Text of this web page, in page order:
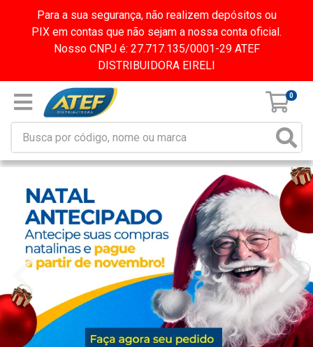
Para a sua segurança, não realizem depósitos ou
PIX em contas que não sejam a nossa conta oficial.
Nosso CNPJ é: 27.717.135/0001-29 ATEF
DISTRIBUIDORA EIRELI
0